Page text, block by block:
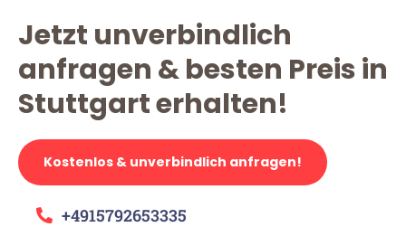
Jetzt unverbindlich
anfragen & besten Preis in
Stuttgart erhalten!
Kostenlos & unverbindlich anfragen!
+4915792653335